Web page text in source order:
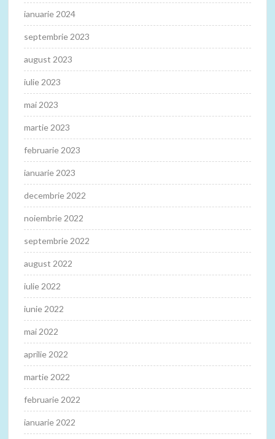
ianuarie 2024
septembrie 2023
august 2023
iulie 2023
mai 2023
martie 2023
februarie 2023
ianuarie 2023
decembrie 2022
noiembrie 2022
septembrie 2022
august 2022
iulie 2022
iunie 2022
mai 2022
aprilie 2022
martie 2022
februarie 2022
ianuarie 2022